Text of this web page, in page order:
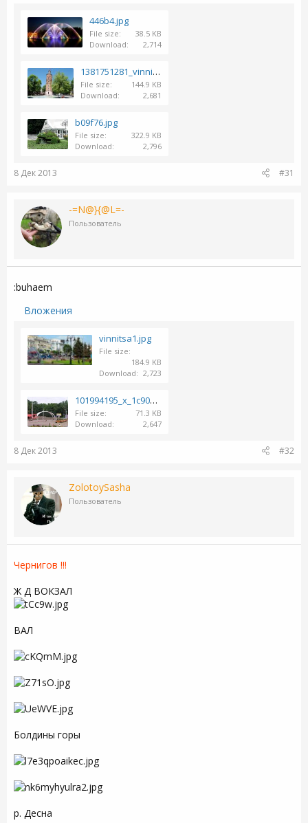
446b4.jpg
File size
38.5 KB
Download
2,714
1381751281_vinnica_2.jpg
File size
144.9 KB
Download
2,681
b09f76.jpg
File size
322.9 KB
Download
2,796
8 Дек 2013 #31
-=N@}{@L=-
Пользователь
:buhaem
Вложения
vinnitsa1.jpg
File size
184.9 KB
Download
2,723
101994195_x_1c9022f6.jpg
File size
71.3 KB
Download
2,647
8 Дек 2013 #32
ZolotoySasha
Пользователь
Чернигов !!!
Ж Д ВОКЗАЛ
ВАЛ
Болдины горы
р. Десна